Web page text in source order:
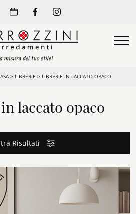
> LIBRERIE > LIBRERIE IN LACCATO OPACO
laccato opaco
Risultati